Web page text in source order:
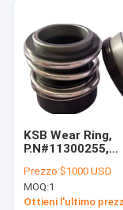
KSB Wear Ring,
P.N#11300255,
KRTK40-250/
S
Prezzo:$1000 USD
MOQ:1
Ottieni l'ultimo